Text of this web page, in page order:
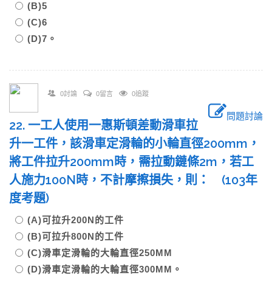
(B)5
(C)6
(D)7。
0討論 0留言 0追蹤
問題討論
22. 一工人使用一惠斯頓差動滑車拉
升一工件，該滑車定滑輪的小輪直徑200mm，
將工件拉升200mm時，需拉動鏈條2m，若工
人施力100N時，不計摩擦損失，則： (103年
度考題)
(A)可拉升200N的工件
(B)可拉升800N的工件
(C)滑車定滑輪的大輪直徑250MM
(D)滑車定滑輪的大輪直徑300MM。